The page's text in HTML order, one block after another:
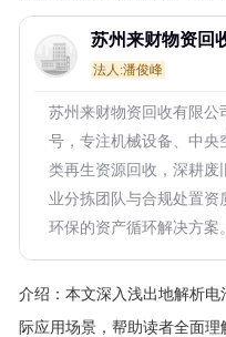
苏州来财物资回
法人:潘俊峰
苏州来财物资回收有限公
号，专注机械设备、中央
类再生资源回收，深耕
业分拣团队与合规处置资
环保的资产循环解决方案。
介绍： 本文深入浅出地解析电
际应用场景，帮助读者全面